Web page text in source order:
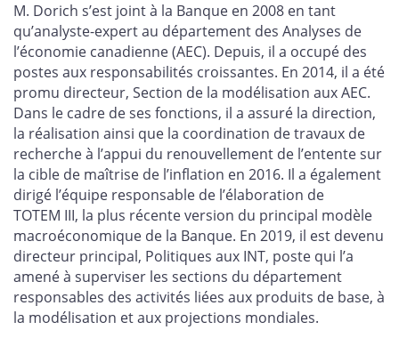
M. Dorich s’est joint à la Banque en 2008 en tant
qu’analyste-expert au département des Analyses de
l’économie canadienne (AEC). Depuis, il a occupé des
postes aux responsabilités croissantes. En 2014, il a été
promu directeur, Section de la modélisation aux AEC.
Dans le cadre de ses fonctions, il a assuré la direction,
la réalisation ainsi que la coordination de travaux de
recherche à l’appui du renouvellement de l’entente sur
la cible de maîtrise de l’inflation en 2016. Il a également
dirigé l’équipe responsable de l’élaboration de
TOTEM III, la plus récente version du principal modèle
macroéconomique de la Banque. En 2019, il est devenu
directeur principal, Politiques aux INT, poste qui l’a
amené à superviser les sections du département
responsables des activités liées aux produits de base, à
la modélisation et aux projections mondiales.